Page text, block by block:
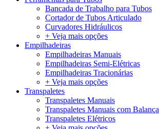
Bancada de Trabalho para Tubos
Cortador de Tubos Articulado
Curvadores Hidráulicos
+ Veja mais opções
Empilhadeiras
Empilhadeiras Manuais
Empilhadeiras Semi-Elétricas
Empilhadeiras Tracionárias
+ Veja mais opções
Transpaletes
Transpaletes Manuais
Transpaletes Manuais com Balança
Transpaletes Elétricos